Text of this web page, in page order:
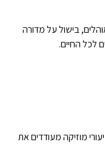
בישול על מדורה
לכל החיים.
מוזיקה מעודדים את